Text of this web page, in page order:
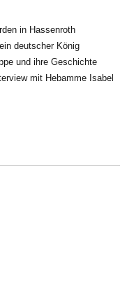
in Hassenroth
deutscher König
und ihre Geschichte
mit Hebamme Isabel